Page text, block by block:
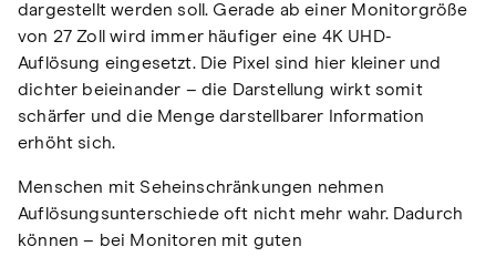
dargestellt werden soll. Gerade ab einer Monitorgröße
von 27 Zoll wird immer häufiger eine 4K UHD-
Auflösung eingesetzt. Die Pixel sind hier kleiner und
dichter beieinander – die Darstellung wirkt somit
schärfer und die Menge darstellbarer Information
erhöht sich.
Menschen mit Seheinschränkungen nehmen
Auflösungsunterschiede oft nicht mehr wahr. Dadurch
können – bei Monitoren mit guten